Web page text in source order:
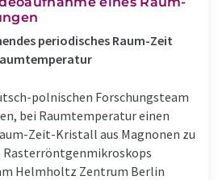
periodisches Raum-Zeit
polnischen Forschungsteam
bei Raumtemperatur einen
Zeit-Kristall aus Magnonen zu
Rasterröntgenmikroskops
am Helmholtz Zentrum Berlin